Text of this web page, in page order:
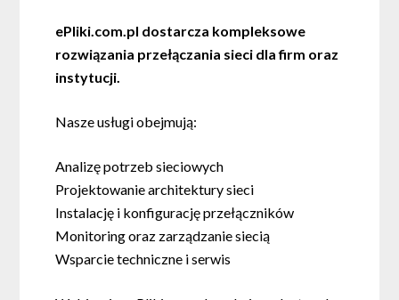
ePliki.com.pl dostarcza kompleksowe
rozwiązania przełączania sieci dla firm oraz
instytucji.
Nasze usługi obejmują:
Analizę potrzeb sieciowych
Projektowanie architektury sieci
Instalację i konfigurację przełączników
Monitoring oraz zarządzanie siecią
Wsparcie techniczne i serwis